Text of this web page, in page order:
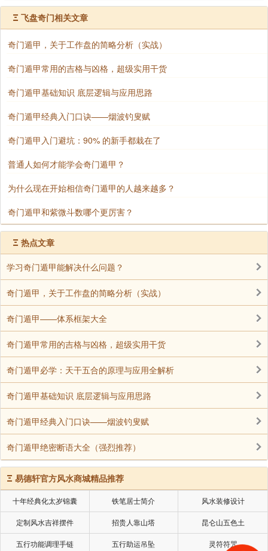
适合快进快出，不宜长期投资
注意资金周转，避免反复投入
4.测健康🏥
病情容易反复，时好时坏
新病好得快，旧病易复发
建议加强预防，避免二次感染
5.测感情❤️
分后复合的可能性较大
恋爱中容易有小吵小闹
需多沟通，避免误会累积
6.测工作与项目💼
工作环境易变动，岗位可能调整
项目可能重启或二次推进
不宜求“稳”，适合适应变化
Ξ 飞盘奇门相关文章
奇门遁甲，关于工作盘的简略分析（实战）
奇门遁甲常用的吉格与凶格，超级实用干货
奇门遁甲基础知识 底层逻辑与应用思路
奇门遁甲经典入门口诀——烟波钓叟赋
奇门遁甲入门避坑：90% 的新手都栽在了
普通人如何才能学会奇门遁甲？
为什么现在开始相信奇门遁甲的人越来越多？
奇门遁甲和紫微斗数哪个更厉害？
Ξ 热点文章
学习奇门遁甲能解决什么问题？
奇门遁甲，关于工作盘的简略分析（实战）
奇门遁甲——体系框架大全
奇门遁甲常用的吉格与凶格，超级实用干货
奇门遁甲必学：天干五合的原理与应用全解析
奇门遁甲基础知识 底层逻辑与应用思路
奇门遁甲经典入门口诀——烟波钓叟赋
奇门遁甲绝密断语大全（强烈推荐）
Ξ 易德轩官方风水商城精品推荐
十年经典化太岁锦囊 铁笔居士简介 风水装修设计
定制风水吉祥摆件 招贵人靠山塔 昆仑山五色土
五行功能调理手链 五行助运吊坠 灵符符咒